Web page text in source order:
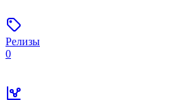
Релизы
0